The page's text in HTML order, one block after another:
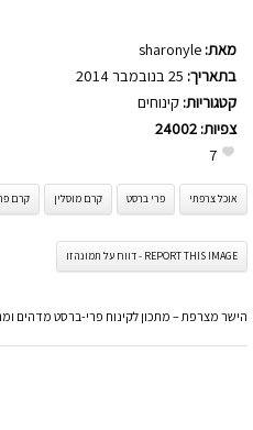
מאת: sharonyle
בתאריך:
קטגוריות: קינוחים
צפיות: 24002
7
אוכל צרפתי פרי ברסט קרם מוסלין קרם
REPORT THIS IMAGE - דווח על תמונה זו
הישר מצרפת – מתכון לקינוח פרי-ברסט מדהים